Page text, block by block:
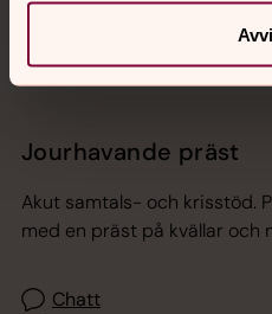
Jourhavande präst
Akut samtals- och krisstöd.
med en präst på kvällar och
Chatt